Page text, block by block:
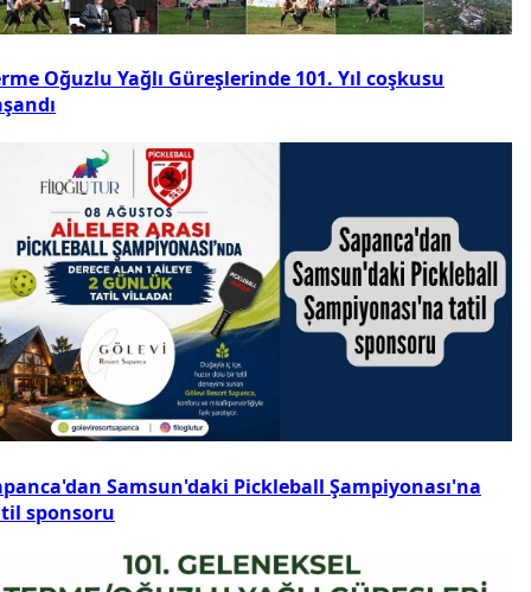
Oğuzlu Yağlı Güreşlerinde 101. Yıl coşkusu
Samsun'daki Pickleball Şampiyonası'na
sponsoru